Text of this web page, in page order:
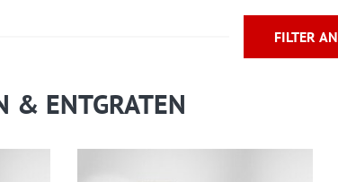
FILTER
& ENTGRATEN